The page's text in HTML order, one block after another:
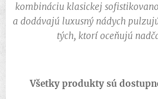
kombináciu klasickej
a dodávajú luxusný nádych
tých, ktorí oceňujú
Všetky produkty sú